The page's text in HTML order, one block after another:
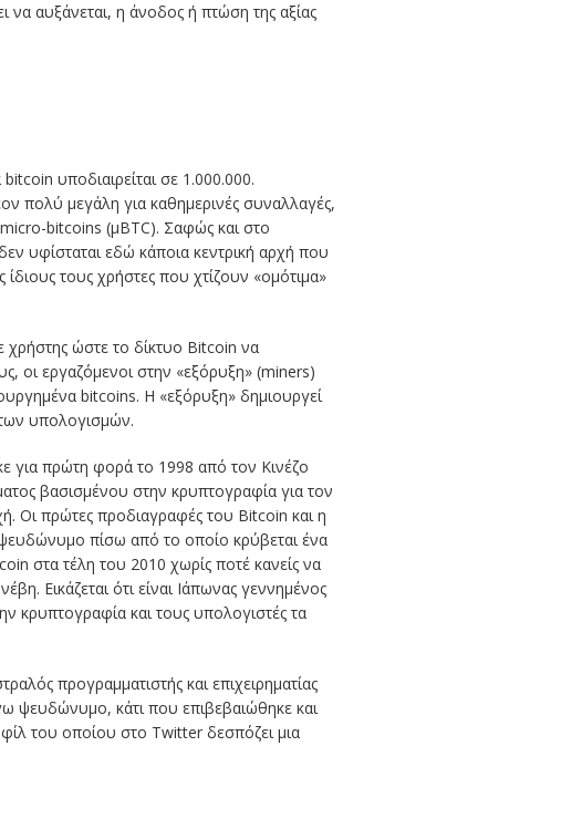
να αυξάνεται, η άνοδος ή πτώση της αξίας
υποδιαιρείται σε 1.000.000.
πολύ μεγάλη για καθημερινές συναλλαγές,
micro-bitcoins (μBTC). Σαφώς και στο
υφίσταται εδώ κάποια κεντρική αρχή που
τους χρήστες που χτίζουν «ομότιμα»
χρήστης ώστε το δίκτυο Bitcoin να
οι εργαζόμενοι στην «εξόρυξη» (miners)
bitcoins. Η «εξόρυξη» δημιουργεί
των υπολογισμών.
για πρώτη φορά το 1998 από τον Κινέζο
βασισμένου στην κρυπτογραφία για τον
Οι πρώτες προδιαγραφές του Bitcoin και η
πίσω από το οποίο κρύβεται ένα
τέλη του 2010 χωρίς ποτέ κανείς να
Εικάζεται ότι είναι Ιάπωνας γεννημένος
κρυπτογραφία και τους υπολογιστές τα
προγραμματιστής και επιχειρηματίας
ψευδώνυμο, κάτι που επιβεβαιώθηκε και
του οποίου στο Twitter δεσπόζει μια